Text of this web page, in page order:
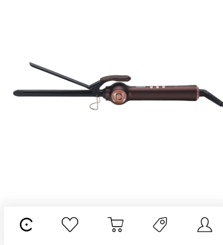
Профессиональные щипцы для волос RIFF 16 мм, Щ1122